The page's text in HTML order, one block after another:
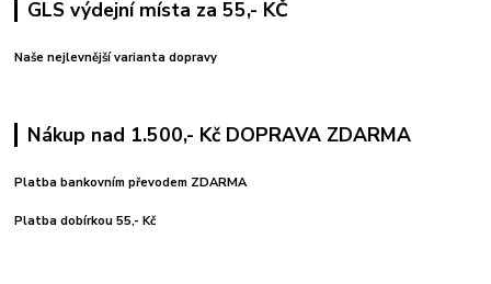
GLS výdejní místa za 55,- KČ
Naše nejlevnější varianta dopravy
Nákup nad 1.500,- Kč DOPRAVA ZDARMA
Platba bankovním převodem ZDARMA
Platba dobírkou 55,- Kč